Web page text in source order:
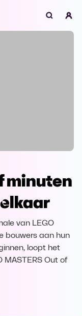
Download
Download
minuten
van LEGO
bouwers aan hun
loopt het
MASTERS Out of